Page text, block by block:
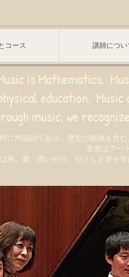
コース 講師につ
is Mathematics.
education. Music
recognize
に外国語であり、歴史の勉強を含
音楽はアート
美、愛、思いやり、やさしさ等を